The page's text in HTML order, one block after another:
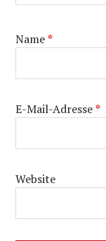
Name*
E-Mail-Adresse*
Website